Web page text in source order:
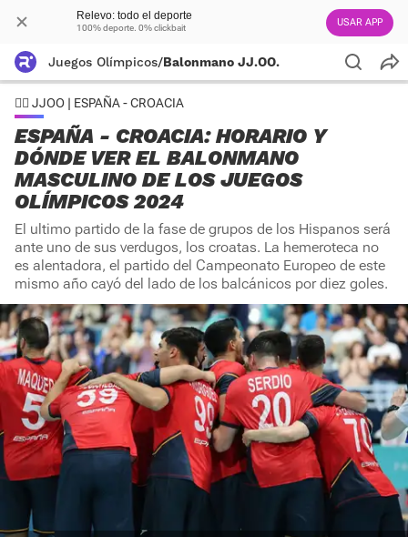
Relevo: todo el deporte
100% deporte. 0% clickbait USAR APP
Juegos Olímpicos/Balonmano JJ.OO.
🤾‍♂️ JJOO | ESPAÑA - CROACIA
ESPAÑA - CROACIA: HORARIO Y
DÓNDE VER EL BALONMANO
MASCULINO DE LOS JUEGOS
OLÍMPICOS 2024
El ultimo partido de la fase de grupos de los Hispanos será
ante uno de sus verdugos, los croatas. La hemeroteca no
es alentadora, el partido del Campeonato Europeo de este
mismo año cayó del lado de los balcánicos por diez goles.